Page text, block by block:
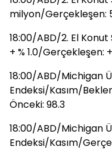
milyon/Gerçekleşen:
18:00/ABD/2. El
+ % 1.0/Gerçekleşen:
18:00/ABD/Michigan
Endeksi/Kasım/
Önceki: 98.3
18:00/ABD/Michigan
Endeksi/Kasım/